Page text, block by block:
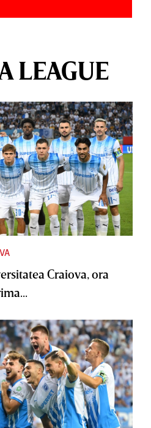
LEAGUE
Craiova, ora